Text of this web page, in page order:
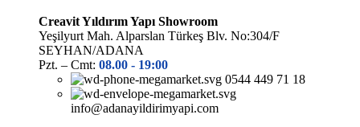
Creavit Yıldırım Yapı Showroom
Yeşilyurt Mah. Alparslan Türkeş Blv. No:304/F
SEYHAN/ADANA
Pzt. – Cmt: 08.00 - 19:00
0544 449 71 18
info@adanayildirimyapi.com